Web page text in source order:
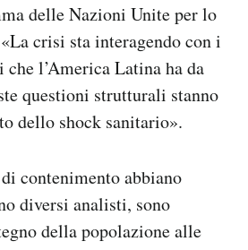
delle Nazioni Unite per lo
crisi sta interagendo con i
l’America Latina ha da
questioni strutturali stanno
dello shock sanitario».
contenimento abbiano
diversi analisti, sono
della popolazione alle